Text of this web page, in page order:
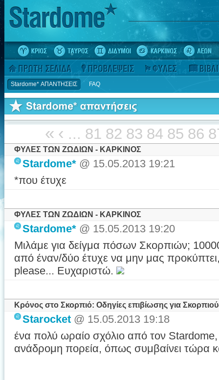
Stardome* ΑΠΑΝΤΗΣΕΙΣ FAQ
« ‹ ... 81 82 83 84 85 86
ΦΥΛΕΣ ΤΩΝ ΖΩΔΙΩΝ - ΚΑΡΚΙΝΟΣ
Stardome* @ 15.05.2013 19:21
*που έτυχε
ΦΥΛΕΣ ΤΩΝ ΖΩΔΙΩΝ - ΚΑΡΚΙΝΟΣ
Stardome* @ 15.05.2013 19:20
Μιλάμε για δείγμα πόσων Σκορπιών;
από έναν/δύο έτυχε να μην μας
please... Ευχαριστώ.
Κρόνος στο Σκορπιό: Οδηγίες επιβίωσης για
Starocket @ 15.05.2013 19:18
ένα πολύ ωραίο σχόλιο από τον Stardome,
ανάδρομη πορεία, όπως συμβαίνει τώρα